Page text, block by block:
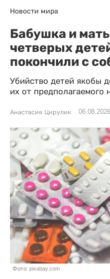
Новости мира
Бабушка и
четверых
покончили с
Убийство детей якобы
их от предполагаемого
Анастасия Цирулик
Фото: pixabay.com